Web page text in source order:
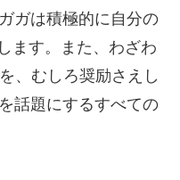
ガは積極的に自分の
ます。また、わざわ
、むしろ奨励さえし
話題にするすべての